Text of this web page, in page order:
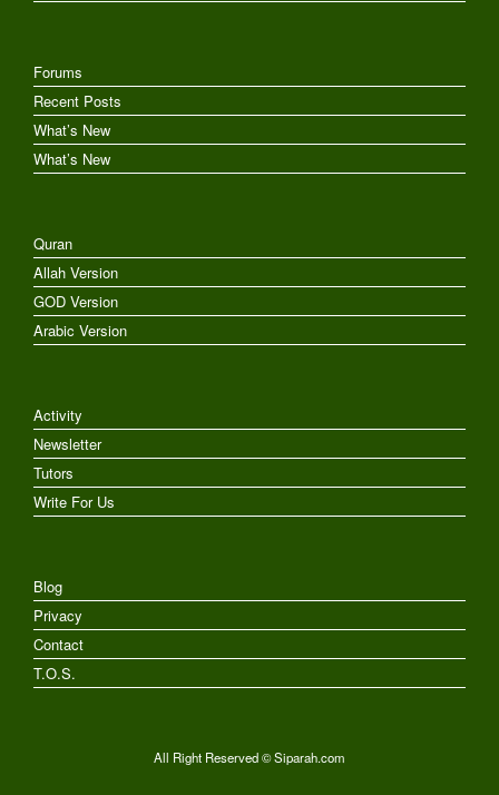
Forums
Recent Posts
What’s New
What’s New
Quran
Allah Version
GOD Version
Arabic Version
Activity
Newsletter
Tutors
Write For Us
Blog
Privacy
Contact
T.O.S.
All Right Reserved © Siparah.com